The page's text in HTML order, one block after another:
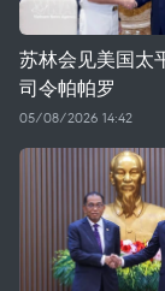
苏林会见美国太
司令帕帕罗
05/08/2026 14:42